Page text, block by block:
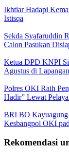
Ikhtiar Hadapi
Istisqa
Sekda Syafaruddin
Calon Pasukan
Ketua DPD KNPI
Agustus di
Polres OKI Raih
Hadir” Lewat
BRI BO Kayuagung
Kesbangpol OKI
Rekomendasi